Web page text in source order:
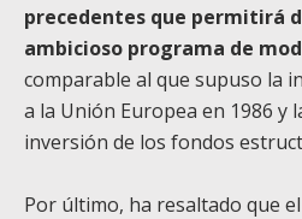
precedentes que permitirá
ambicioso programa de
comparable al que supuso la
a la Unión Europea en 1986 y
inversión de los fondos
Por último, ha resaltado que